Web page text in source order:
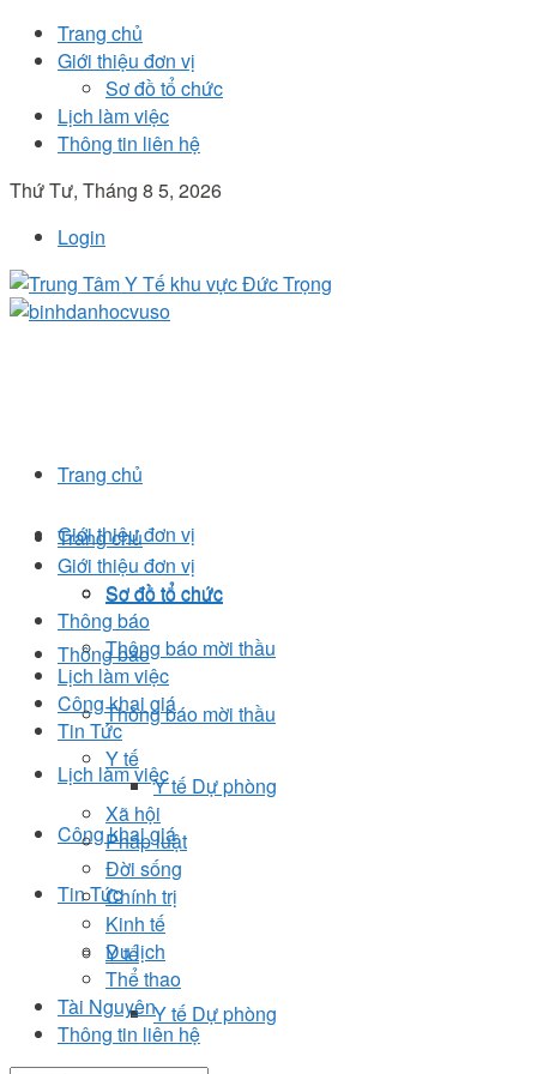
Trang chủ
Giới thiệu đơn vị
Sơ đồ tổ chức
Lịch làm việc
Thông tin liên hệ
Thứ Tư, Tháng 8 5, 2026
Login
Trang chủ
Giới thiệu đơn vị
Sơ đồ tổ chức
Thông báo
Thông báo mời thầu
Lịch làm việc
Công khai giá
Tin Tức
Y tế
Y tế Dự phòng
Trang chủ
Giới thiệu đơn vị
Sơ đồ tổ chức
Thông báo
Thông báo mời thầu
Lịch làm việc
Công khai giá
Tin Tức
Y tế
Y tế Dự phòng
Xã hội
Pháp luật
Đời sống
Chính trị
Kinh tế
Du lịch
Thể thao
Tài Nguyên
Thông tin liên hệ